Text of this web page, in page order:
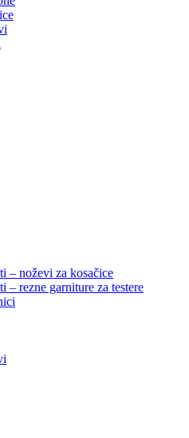
– noževi za kosačice
– rezne garniture za testere